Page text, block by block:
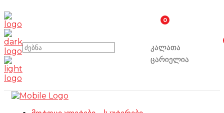
0
კალათა
ცარიელია